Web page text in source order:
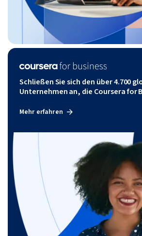
Schließen Sie sich den über 4.700
Unternehmen an, die Coursera for
Mehr erfahren